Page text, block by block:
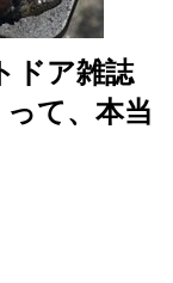
ドア雑誌
て、本当